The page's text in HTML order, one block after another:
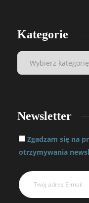
Kategorie
Newsletter
Zgadzam się na
otrzymywania